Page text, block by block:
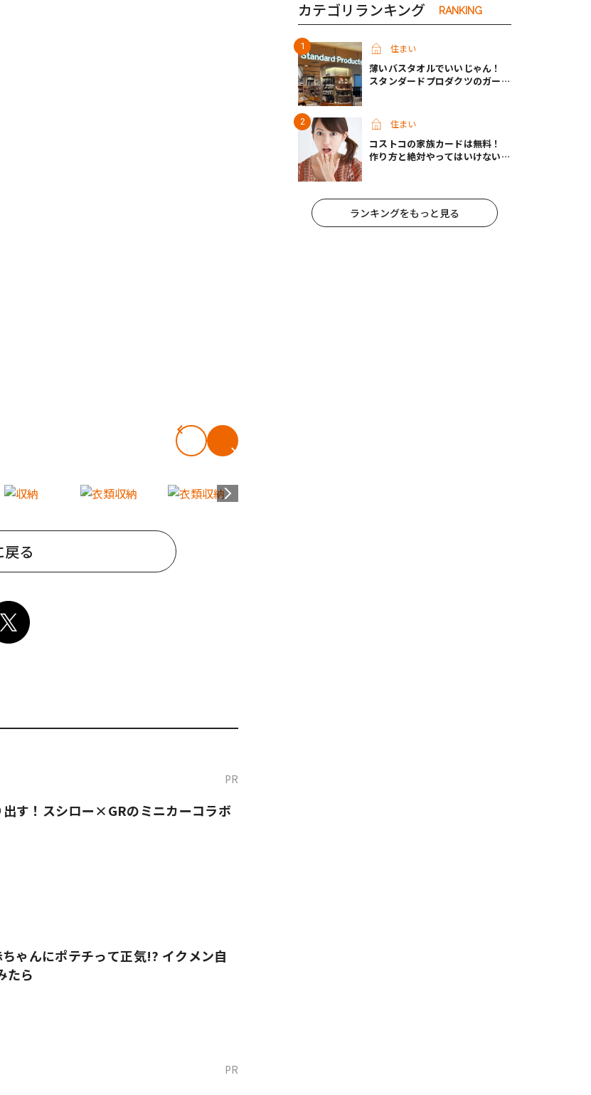
る
PR
出す！スシロー×GRのミニカーコラボ
ちゃんにポテチって正気!? イクメン自
たら
PR
カテゴリランキング RANKING
住まい
薄いバスタオルでいいじゃん！
スタンダードプロダクツのガーゼ
住まい
コストコの家族カードは無料！
作り方と絶対やってはいけないパ
ランキングをもっと見る